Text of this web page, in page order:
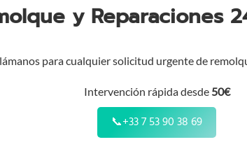
y Reparaciones
para cualquier solicitud urgente de
Intervención rápida desde 50€
📞+33 7 53 90 38 69